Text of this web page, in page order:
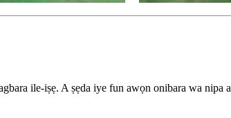
ile-iṣẹ. A ṣẹda iye fun awọn onibara wa